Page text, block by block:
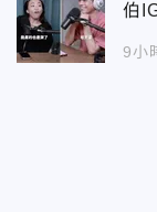
伯
9小